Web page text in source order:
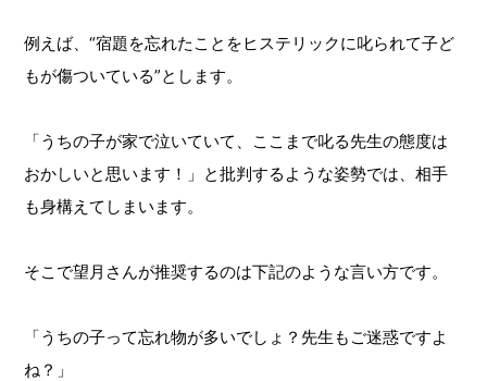
例えば、“宿題を忘れたことをヒステリックに叱られて子ど
もが傷ついている”とします。
「うちの子が家で泣いていて、ここまで叱る先生の態度は
おかしいと思います！」と批判するような姿勢では、相手
も身構えてしまいます。
そこで望月さんが推奨するのは下記のような言い方です。
「うちの子って忘れ物が多いでしょ？先生もご迷惑ですよ
ね？」